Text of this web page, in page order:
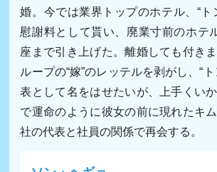
婚。今では業界トップのホテル、“ト
慰謝料として貰い、廃業寸前のホテ
座まで引き上げた。離婚しても付き
ループの“嫁”のレッテルを剥がし、“
表として名をはせたいが、上手くい
で運命のように彼女の前に現れたキ
社の代表と社員の関係で再会する。